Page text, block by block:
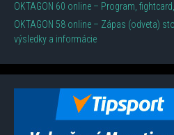
OKTAGON 60 online – Program,
OKTAGON 58 online – Zápas (odveta)
výsledky a informácie